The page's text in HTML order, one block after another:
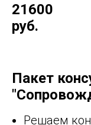
21600
руб.
Пакет
Решаем